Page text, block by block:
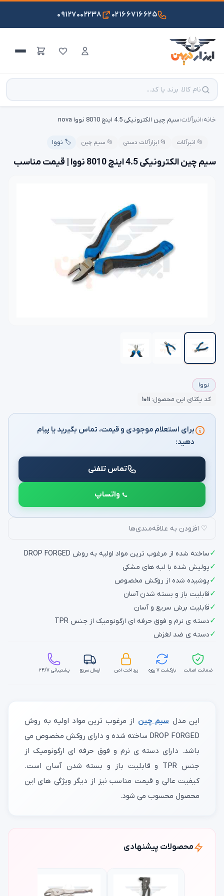
۰۲۱۶۶۷۱۶۶۲۵ ۰۹۱۲۷۰۰۲۲۳۸
خانه›انبرآلات›سیم چین الکترونیکی 4.5 اینچ 8010 نووا nova
📂 انبرآلات 📂 ابزارآلات دستی 📂 سیم چین 🏷️ نووا
سیم چین الکترونیکی 4.5 اینچ 8010 نووا | قیمت مناسب
نووا
کد یکتای این محصول: ۱۰۱۱
برای استعلام موجودی و قیمت، تماس بگیرید یا پیام
دهید:
تماس تلفنی
واتساپ
♡ افزودن به علاقه‌مندی‌ها
✓ساخته شده از مرغوب ترین مواد اولیه به روش DROP FORGED
✓پولیش شده با لبه های مشکی
✓پوشیده شده از روکش مخصوص
✓قابلیت باز و بسته شدن آسان
✓قابلیت برش سریع و آسان
✓دسته ی نرم و فوق حرفه ای ارگونومیک از جنس TPR
✓دسته ی ضد لغزش
ضمانت اصالت بازگشت ۷ روزه پرداخت امن ارسال سریع پشتیبانی ۲۴/۷
این مدل سیم چین از مرغوب ترین مواد اولیه به روش
DROP FORGED ساخته شده و دارای روکش مخصوص می
باشد. دارای دسته ی نرم و فوق حرفه ای ارگونومیک از
جنس TPR و قابلیت باز و بسته شدن آسان است.
کیفیت عالی و قیمت مناسب نیز از دیگر ویژگی های این
محصول محسوب می شود.
محصولات پیشنهادی